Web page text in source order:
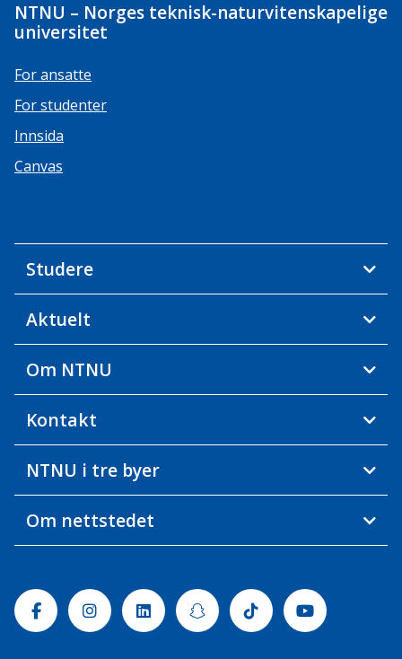
NTNU – Norges teknisk-naturvitenskapelige
universitet
For ansatte
For studenter
Innsida
Canvas
Studere
Aktuelt
Om NTNU
Kontakt
NTNU i tre byer
Om nettstedet
FacebookInstagramLinkedinSnapchatTiktok Youtube